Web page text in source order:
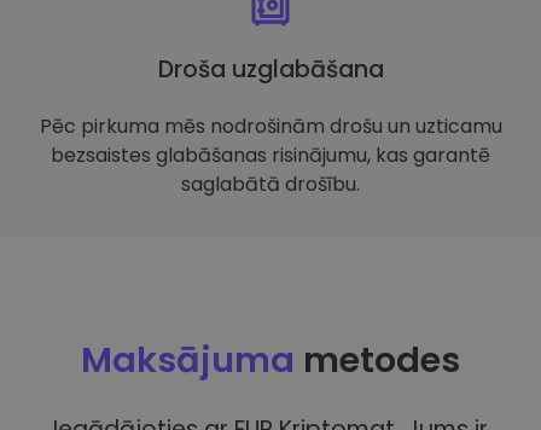
Droša uzglabāšana
Pēc pirkuma mēs nodrošinām drošu un uzticamu
bezsaistes glabāšanas risinājumu, kas garantē
saglabātā drošību.
Maksājuma metodes